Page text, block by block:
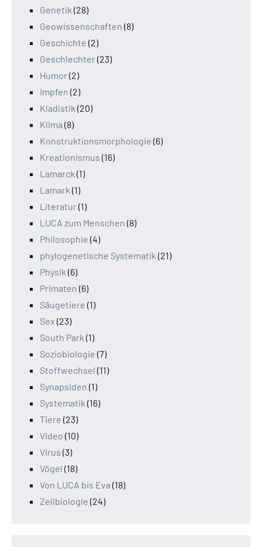
Genetik (28)
Geowissenschaften (8)
Geschichte (2)
Geschlechter(23)
Humor(2)
Impfen (2)
Kladistik (20)
Klima (8)
Konstruktionsmorphologie (6)
Kreationismus (16)
Lamarck (1)
Lamark (1)
Literatur(1)
LUCA zum Menschen (8)
Philosophie (4)
phylogenetische Systematik (21)
Physik (6)
Primaten (6)
Säugetiere (1)
Sex (23)
South Park (1)
Soziobiologie (7)
Stoffwechsel (11)
Synapsiden (1)
Systematik (16)
Tiere (23)
Video (10)
Virus (3)
Vögel (18)
Von LUCA bis Eva (18)
Zellbiologie (24)